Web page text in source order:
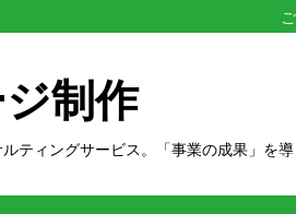
制作
ティングサービス。「事業の成果」を